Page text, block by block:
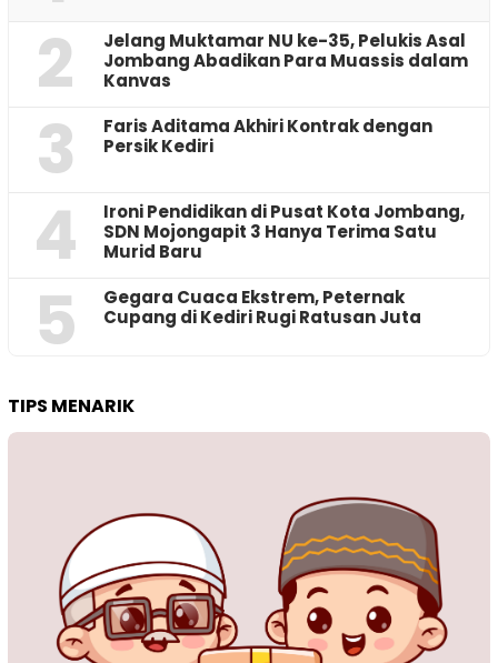
2
Jelang Muktamar NU ke-35, Pelukis Asal
Jombang Abadikan Para Muassis dalam
Kanvas
3
Faris Aditama Akhiri Kontrak dengan
Persik Kediri
4
Ironi Pendidikan di Pusat Kota Jombang,
SDN Mojongapit 3 Hanya Terima Satu
Murid Baru
5
‎Gegara Cuaca Ekstrem, Peternak
Cupang di Kediri Rugi Ratusan Juta
TIPS MENARIK